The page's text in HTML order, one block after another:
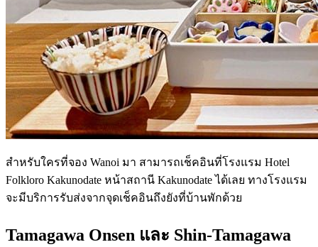
สำหรับใครที่จอง Wanoi มา สามารถเช็คอินที่โรงแรม Hotel
Folkloro Kakunodate หน้าสถานี Kakunodate ได้เลย ทางโรงแรม
จะมีบริการรับส่งจากจุดเช็คอินถึงยังที่บ้านพักด้วย
Tamagawa Onsen และ Shin-Tamagawa